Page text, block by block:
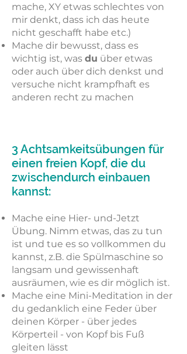
mache, XY etwas schlechtes von
mir denkt, dass ich das heute
nicht geschafft habe etc.)
Mache dir bewusst, dass es
wichtig ist, was du über etwas
oder auch über dich denkst und
versuche nicht krampfhaft es
anderen recht zu machen
3 Achtsamkeitsübungen für
einen freien Kopf, die du
zwischendurch einbauen
kannst:
Mache eine Hier- und-Jetzt
Übung. Nimm etwas, das zu tun
ist und tue es so vollkommen du
kannst, z.B. die Spülmaschine so
langsam und gewissenhaft
ausräumen, wie es dir möglich ist.
Mache eine Mini-Meditation in der
du gedanklich eine Feder über
deinen Körper - über jedes
Körperteil - von Kopf bis Fuß
gleiten lässt